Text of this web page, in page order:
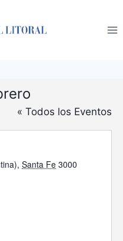
« Todos los Eventos
, Santa Fe 3000